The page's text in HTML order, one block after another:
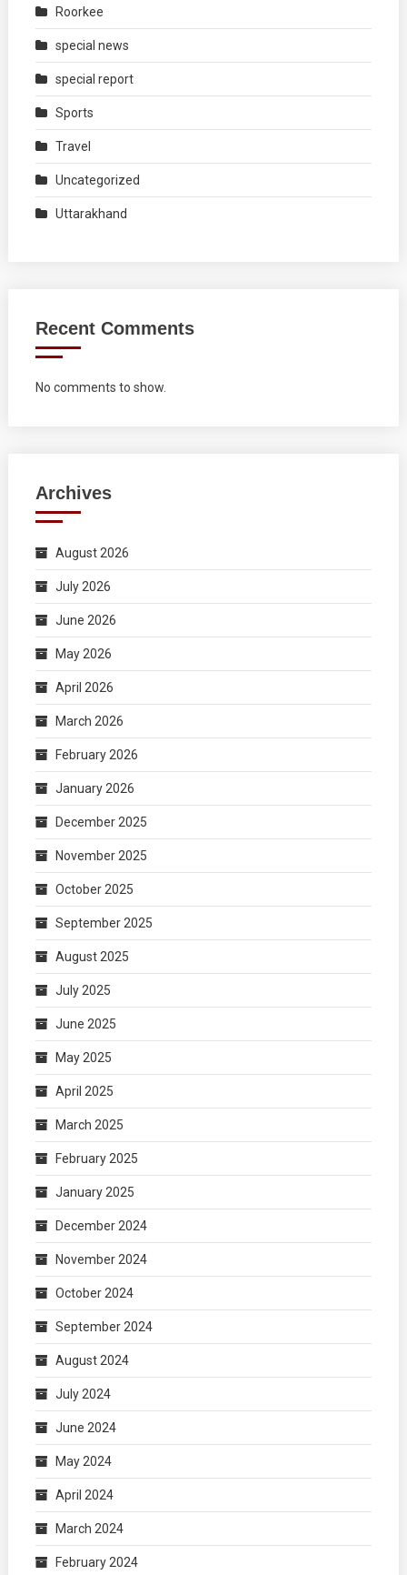
Roorkee
special news
special report
Sports
Travel
Uncategorized
Uttarakhand
Recent Comments
No comments to show.
Archives
August 2026
July 2026
June 2026
May 2026
April 2026
March 2026
February 2026
January 2026
December 2025
November 2025
October 2025
September 2025
August 2025
July 2025
June 2025
May 2025
April 2025
March 2025
February 2025
January 2025
December 2024
November 2024
October 2024
September 2024
August 2024
July 2024
June 2024
May 2024
April 2024
March 2024
February 2024